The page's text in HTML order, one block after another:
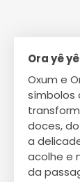
Ora yê
Oxum e
símbolos
doces,
a
acolhe e
da